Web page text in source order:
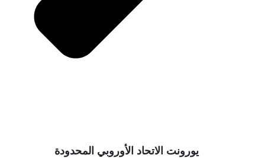
يورونت الاتحاد الأوروبي المحدودة